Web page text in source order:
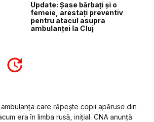
Update: Șase bărbați și o
femeie, arestați preventiv
pentru atacul asupra
ambulanței la Cluj
care răpește copii apăruse din
era în limba rusă, inițial. CNA anunță